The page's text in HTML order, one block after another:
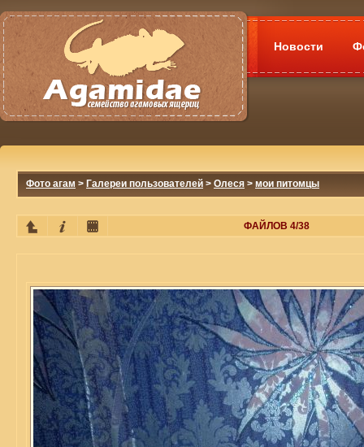
Новости
Фото агам > Галереи пользователей > Олеся > мои питомцы
ФАЙЛОВ 4/38